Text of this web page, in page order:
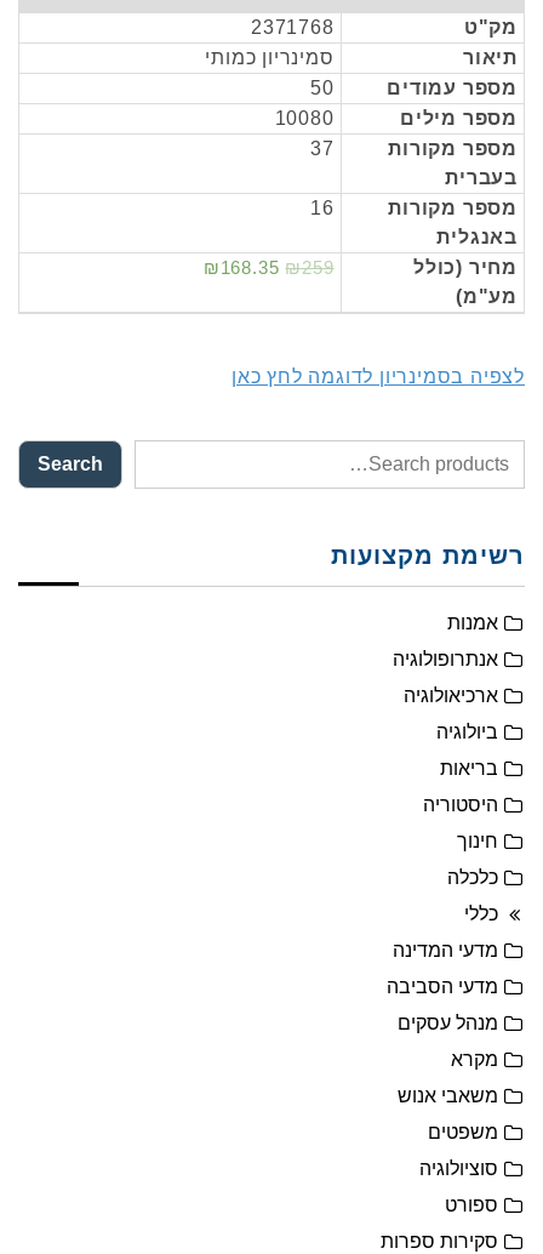
מק"ט
2371768
תיאור
סמינריון כמותי
מספר עמודים
50
מספר מילים
10080
מספר מקורות
בעברית
37
מספר מקורות
באנגלית
16
מחיר (כולל
מע"מ)
₪168.35 ₪259
לצפיה בסמינריון לדוגמה לחץ כאן
Search
רשימת מקצועות
אמנות
אנתרופולוגיה
ארכיאולוגיה
ביולוגיה
בריאות
היסטוריה
חינוך
כלכלה
כללי
מדעי המדינה
מדעי הסביבה
מנהל עסקים
מקרא
משאבי אנוש
משפטים
סוציולוגיה
ספורט
סקירות ספרות